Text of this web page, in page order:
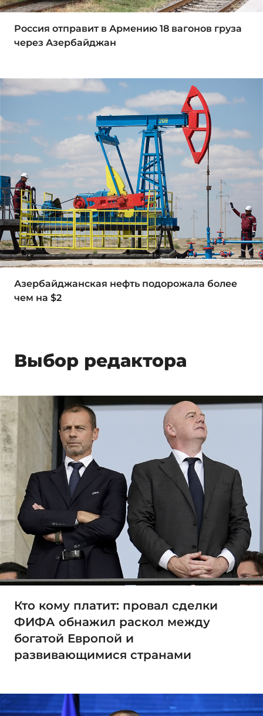
Россия отправит в Армению 18 вагонов груза
через Азербайджан
Азербайджанская нефть подорожала более
чем на $2
Выбор редактора
Кто кому платит: провал сделки
ФИФА обнажил раскол между
богатой Европой и
развивающимися странами